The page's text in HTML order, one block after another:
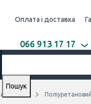
Оплата і доставка
066 913 17 17
Пошук
Аксесуари